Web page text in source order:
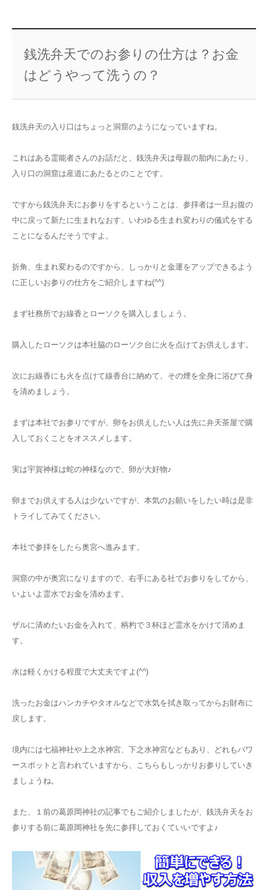
銭洗弁天でのお参りの仕方は？お金
はどうやって洗うの？
銭洗弁天の入り口はちょっと洞窟のようになっていますね。
これはある霊能者さんのお話だと、銭洗弁天は母親の胎内にあたり、
入り口の洞窟は産道にあたるとのことです。
ですから銭洗弁天にお参りをするということは、参拝者は一旦お腹の
中に戻って新たに生まれなおす、いわゆる生まれ変わりの儀式をする
ことになるんだそうですよ。
折角、生まれ変わるのですから、しっかりと金運をアップできるよう
に正しいお参りの仕方をご紹介しますね(^^)
まず社務所でお線香とローソクを購入しましょう。
購入したローソクは本社脇のローソク台に火を点けてお供えします。
次にお線香にも火を点けて線香台に納めて、その煙を全身に浴びて身
を清めましょう。
まずは本社でお参りですが、卵をお供えしたい人は先に弁天茶屋で購
入しておくことをオススメします。
実は宇賀神様は蛇の神様なので、卵が大好物♪
卵までお供えする人は少ないですが、本気のお願いをしたい時は是非
トライしてみてください。
本社で参拝をしたら奥宮へ進みます。
洞窟の中が奥宮になりますので、右手にある社でお参りをしてから、
いよいよ霊水でお金を清めます。
ザルに清めたいお金を入れて、柄杓で３杯ほど霊水をかけて清めま
す。
水は軽くかける程度で大丈夫ですよ(^^)
洗ったお金はハンカチやタオルなどで水気を拭き取ってからお財布に
戻します。
境内には七福神社や上之水神宮、下之水神宮などもあり、どれもパワ
ースポットと言われていますから、こちらもしっかりお参りしていき
ましょうね。
また、１前の葛原岡神社の記事でもご紹介しましたが、銭洗弁天をお
参りする前に葛原岡神社を先に参拝しておくていいですよ♪